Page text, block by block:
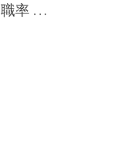
職率 …